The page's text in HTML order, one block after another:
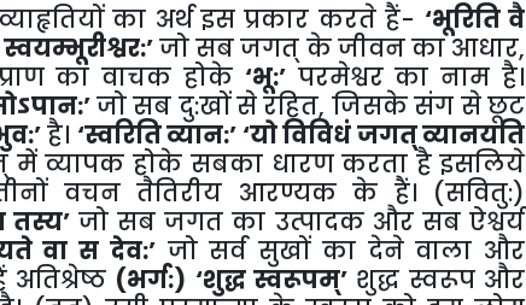
का अर्थ इस प्रकार करते हैं- ‘भूरिति वै
जो सब जगत् के जीवन का आधार,
का वाचक होके ‘भू:’परमेश्वर का नाम है।
जो सब दु:खों से रहित, जिसके संग से छूट
है। ‘स्वरिति व्यान:’ ‘यो विविधं जगत् व्यानयति
में व्यापक होके सबका धारण करता है इसलिये
वचन तैतिरीय आरण्यक के हैं। (सवितु:)
तस्य’जो सब जगत का उत्पादक और सब ऐश्वर्य
वा स देव:’जो सर्व सुखों का देने वाला और
(भर्ग:) ‘शुद्ध स्वरूपम्’ शुद्ध स्वरूप और